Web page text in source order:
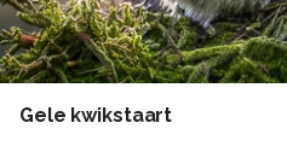
Gele kwikstaart